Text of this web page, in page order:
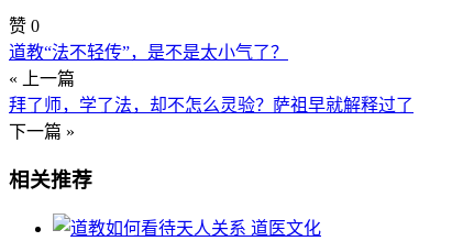
赞 0
道教“法不轻传”，是不是太小气了？
« 上一篇
拜了师，学了法，却不怎么灵验？萨祖早就解释过了
下一篇 »
相关推荐
道医文化